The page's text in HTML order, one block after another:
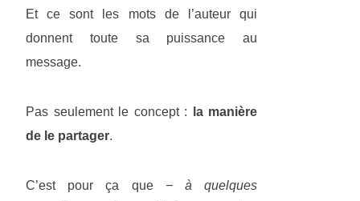
Et ce sont les mots de l’auteur qui
donnent toute sa puissance au
message.
Pas seulement le concept :
la manière
de le partager.
C’est pour ça que − à quelques